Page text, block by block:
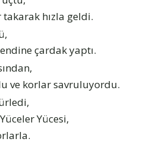
hızla geldi.
çardak yaptı.
ve korlar savruluyordu.
Yücesi,